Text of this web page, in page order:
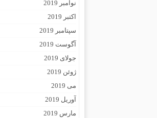
نوامبر 2019
اکتبر 2019
سپتامبر 2019
آگوست 2019
جولای 2019
ژوئن 2019
می 2019
آوریل 2019
مارس 2019